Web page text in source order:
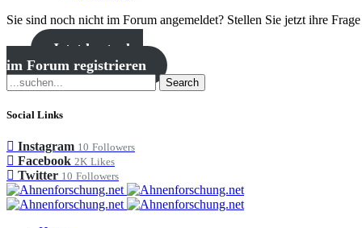
Sie sind noch nicht im Forum angemeldet? Stellen Sie jetzt ihre
Jetzt kostenlos
im Forum registrieren
Search
Social Links
Instagram 10 Followers
Facebook 2K Likes
Twitter 10 Followers